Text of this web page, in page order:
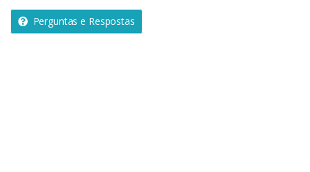
a
e
Perguntas e Respostas